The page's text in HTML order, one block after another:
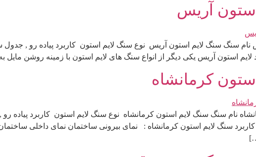
آریس
نام سنگ سنگ لایم استون آریس نوع سنگ لایم استون کاربرد پیاده رو ,
استون آریس یکی دیگر از انواع سنگ های لایم استون با زمینه روشن
کرمانشاه
نام سنگ سنگ لایم استون کرمانشاه نوع سنگ لایم استون کاربرد
سنگ لایم استون کرمانشاه : نمای بیرونی ساختمان نمای داخلی